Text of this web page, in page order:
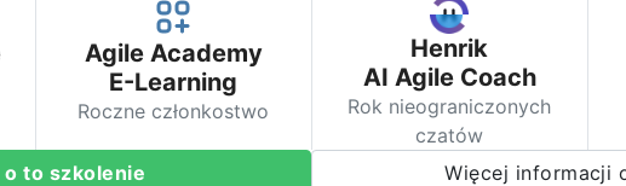
Agile Academy
E-Learning
Roczne członkostwo
Henrik
AI Agile Coach
Rok nieograniczonych
czatów
o to szkolenie Więcej informacji